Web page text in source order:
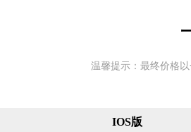
温馨提示：最终价格
IOS版